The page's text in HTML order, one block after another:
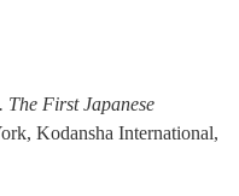
The First Japanese
Kodansha International,